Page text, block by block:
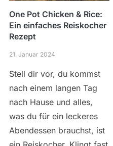
One Pot Chicken & Rice:
Ein einfaches Reiskocher
Rezept
21. Januar 2024
Stell dir vor, du kommst
nach einem langen Tag
nach Hause und alles,
was du für ein leckeres
Abendessen brauchst, ist